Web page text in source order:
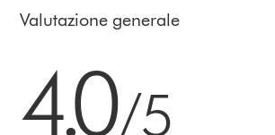
Valutazione generale
4.0/5